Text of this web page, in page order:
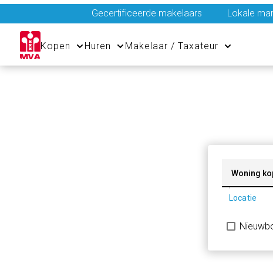
Gecertificeerde makelaars Lokale
Kopen Huren Makelaar / Taxateur
Woning
Locatie